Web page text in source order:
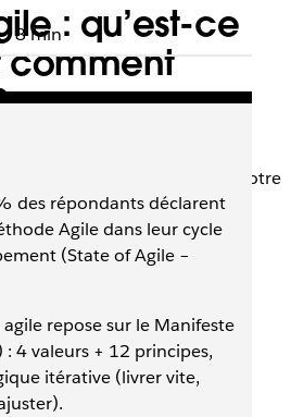
: qu’est-ce
comment
agile pour réussir à allier
et performance au sein de votre
: 8 min
des répondants déclarent
Agile dans leur cycle
(State of Agile –
repose sur le Manifeste
4 valeurs + 12 principes,
itérative (livrer vite,